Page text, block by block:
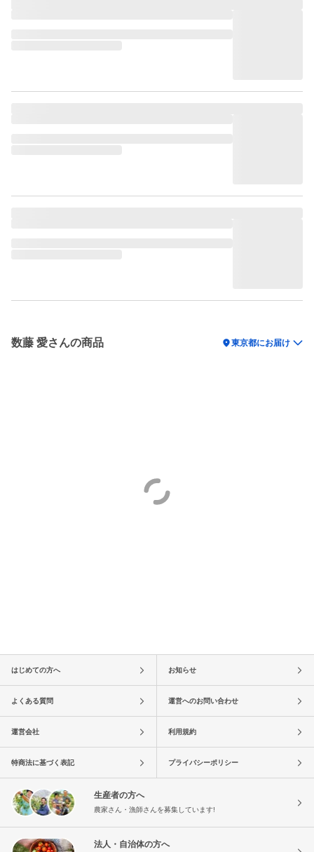
数藤 愛さんの商品 location_on東京都にお届け
はじめての方へ お知らせ
よくある質問 運営へのお問い合わせ
運営会社 利用規約
特商法に基づく表記 プライバシーポリシー
生産者の方へ
農家さん・漁師さんを募集しています!
法人・自治体の方へ